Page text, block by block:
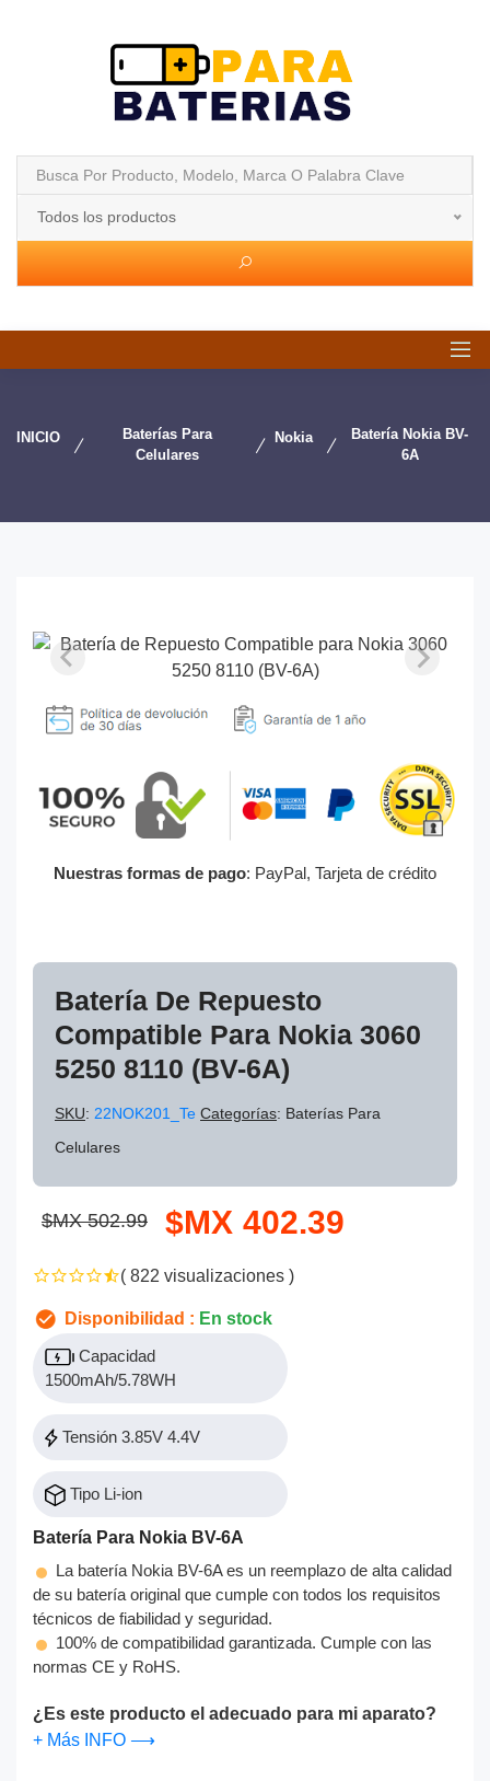
Todos los productos
INICIO
Baterías Para
Celulares
Nokia
Batería Nokia BV-
6A
Nuestras formas de pago: PayPal, Tarjeta de crédito
Batería De Repuesto
Compatible Para Nokia 3060
5250 8110 (BV-6A)
SKU: 22NOK201_Te Categorías: Baterías Para
Celulares
$MX 502.99 $MX 402.39
( 822 visualizaciones )
Disponibilidad : En stock
Capacidad
1500mAh/5.78WH
Tensión 3.85V 4.4V
Tipo Li-ion
Batería Para Nokia BV-6A
La batería Nokia BV-6A es un reemplazo de alta calidad
de su batería original que cumple con todos los requisitos
técnicos de fiabilidad y seguridad.
100% de compatibilidad garantizada. Cumple con las
normas CE y RoHS.
¿Es este producto el adecuado para mi aparato?
+ Más INFO ⟶